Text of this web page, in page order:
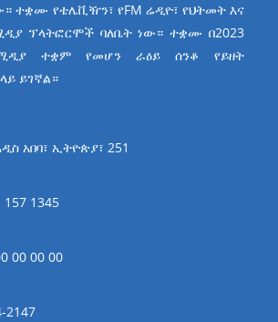
ተቋሙ የቴሌቪዥን፣ የFM ሬዲዮ፣ የህትመት እና
ፕላትፎርሞች ባለቤት ነው። ተቋሙ በ2023
ተቋም የመሆን ራዕይ ሰንቆ የይዘት
ይገኛል።
አበባ፣ ኢትዮጵያ፣ 251
157 1345
00 00 00
2147